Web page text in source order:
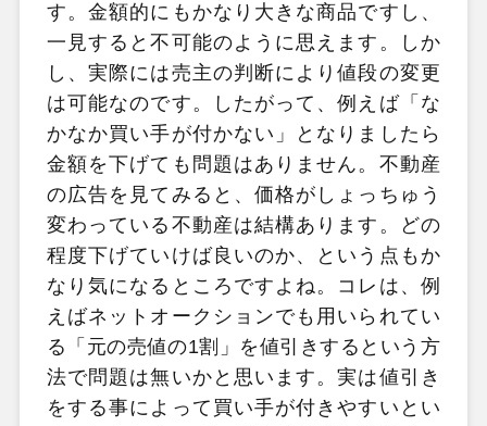
す。金額的にもかなり大きな商品ですし、
一見すると不可能のように思えます。しか
し、実際には売主の判断により値段の変更
は可能なのです。したがって、例えば「な
かなか買い手が付かない」となりましたら
金額を下げても問題はありません。不動産
の広告を見てみると、価格がしょっちゅう
変わっている不動産は結構あります。どの
程度下げていけば良いのか、という点もか
なり気になるところですよね。コレは、例
えばネットオークションでも用いられてい
る「元の売値の1割」を値引きするという方
法で問題は無いかと思います。実は値引き
をする事によって買い手が付きやすいとい